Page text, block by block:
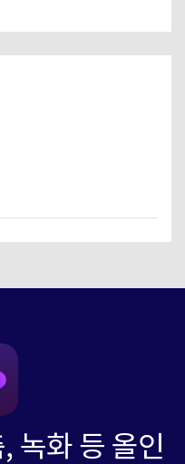
녹화 등 올인